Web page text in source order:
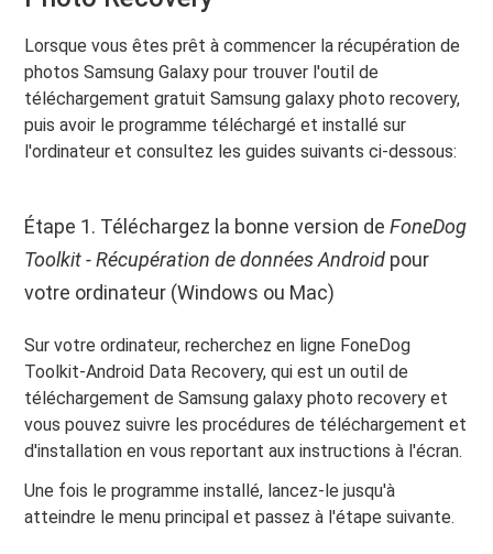
Lorsque vous êtes prêt à commencer la récupération de
photos Samsung Galaxy pour trouver l'outil de
téléchargement gratuit Samsung galaxy photo recovery,
puis avoir le programme téléchargé et installé sur
l'ordinateur et consultez les guides suivants ci-dessous:
Étape 1. Téléchargez la bonne version deFoneDog
Toolkit - Récupération de données Android pour
votre ordinateur (Windows ou Mac)
Sur votre ordinateur, recherchez en ligne FoneDog
Toolkit-Android Data Recovery, qui est un outil de
téléchargement de Samsung galaxy photo recovery et
vous pouvez suivre les procédures de téléchargement et
d'installation en vous reportant aux instructions à l'écran.
Une fois le programme installé, lancez-le jusqu'à
atteindre le menu principal et passez à l'étape suivante.